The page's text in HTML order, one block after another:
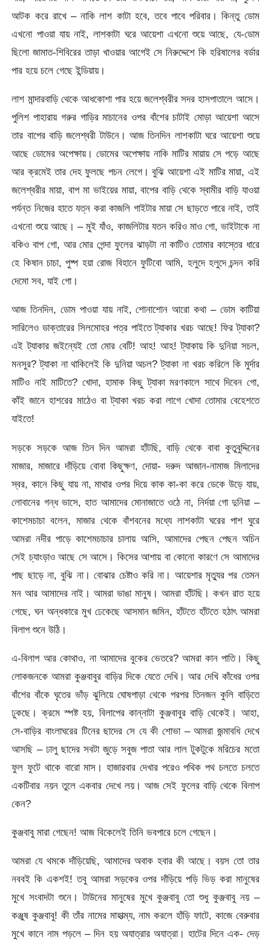
আটক করে রাখে – নাকি লাশ কাটা হবে, তবে পাবে পরিবার। কিন্তু ডোম
এখনো পাওয়া যায় নাই, লাশকাটা ঘরে আয়েশা এখনো শুয়ে আছে, যে-ডোম
ছিলো জামাত-শিবিরের তাড়া খাওয়ার আগেই সে নিরুদ্দেশে কি হরিষালের বর্ডার
পার হয়ে চলে গেছে ইন্ডিয়ায়।
লাশ মান্দারবাড়ি থেকে আধকোশা পার হয়ে জলেশ্বরীর সদর হাসপাতালে আসে।
পুলিশ পাহারায় গরুর গাড়ির মাচানের ওপর বাঁশের চাটাই মোড়া আয়েশা আসে
তার বাপের বাড়ি জলেশ্বরী টাউনে। আজ তিনদিন লাশকাটা ঘরে আয়েশা শুয়ে
আছে ডোমের অপেক্ষায়। ডোমের অপেক্ষায় নাকি মাটির মায়ায় সে পড়ে আছে
আর ক্রমেই তার দেহ ফুলছে পচন লেগে। বুঝি আয়েশা এই মাটির মায়া, এই
জলেশ্বরীর মায়া, বাপ মা ভাইয়ের মায়া, বাপের বাড়ি থেকে স্বামীর বাড়ি যাওয়া
পর্যন্ত নিজের হাতে যত্ন করা কাজলি গাইটার মায়া সে ছাড়তে পারে নাই, তাই
এখনো শুয়ে আছে। – মুই যাঁও, কাজলিটার যতন করিও মাও গো, ভাইটাকে না
বকিও বাপ গো, আর মোর গেন্দা ফুলের ঝাড়টা না কাটিও তোমার কাস্তের ধারে
হে কিষান চাচা, পুষ্প হয়া রোজ বিহানে ফুটিবো আমি, হলুদে হলুদে চন্দন করি
দেমো সব, যাই গো।
আজ তিনদিন, ডোম পাওয়া যায় নাই, শোনাশোন আরো কথা – ডোম কাটিয়া
সারিলেও ডাক্তারের সিলমোহর পত্র পাইতে ট্যাকার খরচ আছে! ফির ট্যাকা?
এই ট্যাকার জইন্যেই তো মোর বেটি! আহ! আহ! ট্যাকায় কি দুনিয়া সচল,
মনসুর? ট্যাকা না থাকিলেই কি দুনিয়া অচল? ট্যাকা না খরচ করিলে কি মুর্দার
মাটিও নাই মাটিতে? খোদা, হামাক কিছু ট্যাকা মরণকালে সাথে দিবেন গো,
কাঁই জানে হাশরের মাঠেও বা ট্যাকা খরচ করা লাগে খোদা তোমার বেহেশতে
যাইতে!
সড়কে সড়কে আজ তিন দিন আমরা হাঁটছি, বাড়ি থেকে বাবা কুতুবুদ্দিনের
মাজার, মাজারে দাঁড়িয়ে বোবা কিছুক্ষণ, দোয়া- দরুদ আজান-নামাজ মিলাদের
স্বর, কানে কিছু যায় না, মাথার ওপর দিয়ে কাক কা-কা করে ডেকে উড়ে যায়,
লোবানের গন্ধ ভাসে, হাত আমাদের মোনাজাতে ওঠে না, নির্দয়া গো দুনিয়া –
কাশেমচাচা বলেন, মাজার থেকে বাঁশবনের মধ্যে লাশকাটা ঘরের পাশ ঘুরে
আমরা নদীর পাড়ে কাশেমচাচার চালায় আসি, আমাদের পেছন পেছন অচিন
সেই চ্যাংড়াও আছে সে আসে। কিসের আশায় বা কোনো কারণে সে আমাদের
পাছ ছাড়ে না, বুঝি না। বোঝার চেষ্টাও করি না। আয়েশার মৃত্যুর পর তেমন
মন আর আমাদের নাই। আমরা ভাঙা মানুষ। আমরা হাঁটছি। কখন রাত হয়ে
গেছে, ঘন অন্ধকারে মুখ ঢেকেছে আসমান জমিন, হাঁটতে হাঁটতে হঠাৎ আমরা
বিলাপ শুনে উঠি।
এ-বিলাপ আর কোথাও, না আমাদের বুকের ভেতরে? আমরা কান পাতি। কিছু
লোকজনকে আমরা কুঞ্জবাবুর বাড়ির দিকে যেতে দেখি। আর দেখি কাঁধের ওপর
বাঁশের বাঁকে ঘৃতের ভাঁড় ঝুলিয়ে ঘোষপাড়া থেকে পরপর তিনজন কুলি বাড়িতে
ঢুকছে। ক্রমে স্পষ্ট হয়, বিলাপের কান্নাটা কুঞ্জবাবুর বাড়ি থেকেই। আহা,
সে-বাড়ির বাংলাঘরের টিনের ছাদের সে যে কী শোভা – আমরা জন্মাবধি দেখে
আসছি – ঢালু ছাদের সবটা জুড়ে সবুজ পাতা আর লাল টুকটুকে মরিচের মতো
ফুল ফুটে থাকে বারো মাস। হাজারবার দেখার পরেও পথিক পথ চলতে চলতে
একটিবার নয়ন তুলে একবার দেখে লয়। আজ সেই ফুলের বাড়ি থেকে বিলাপ
কেন?
কুঞ্জবাবু মারা গেছেন! আজ বিকেলেই তিনি ভবপারে চলে গেছেন।
আমরা যে থমকে দাঁড়িয়েছি, আমাদের অবাক হবার কী আছে। বয়স তো তার
নববই কি একশই! তবু আমরা সড়কের ওপর দাঁড়িয়ে পড়ি ভিড় করা মানুষের
মুখে সংবাদটা শুনে। টাউনের মানুষের মুখে কুঞ্জবাবু তো শুধু কুঞ্জবাবু নয় –
কঞ্জুষ কুঞ্জবাবু! কী তাঁর নামের মাহাত্ম্য, নাম করলে হাঁড়ি ফাটে, কাজে বেরুবার
মুখে কানে নাম পড়লে – দিন হয় অযাত্রার অযাত্রা। হাটের দিনে এক- দেড়